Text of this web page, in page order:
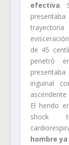
efectiva.
de 45
penetró
inguinal
El herido
shock
hombre